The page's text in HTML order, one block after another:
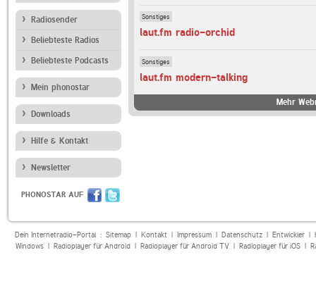
Radiosender
Beliebteste Radios
Beliebteste Podcasts
Mein phonostar
Downloads
Hilfe & Kontakt
Newsletter
PHONOSTAR AUF
Sonstiges
laut.fm radio-orchid
Sonstiges
laut.fm modern-talking
Mehr
Dein Internetradio-Portal : Sitemap| Kontakt| Impressum| Datenschutz| Entwickler|
Windows| Radioplayer für Android| Radioplayer für Android TV| Radioplayer für iOS|